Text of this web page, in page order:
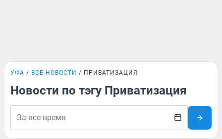
УФА ВСЕ НОВОСТИ ПРИВАТИЗАЦИЯ
Новости по тэгу Приватизация